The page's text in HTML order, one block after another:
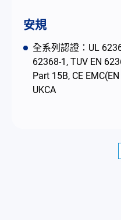
安規
全系列認證：UL
62368-1, TUV EN
Part 15B, CE
UKCA